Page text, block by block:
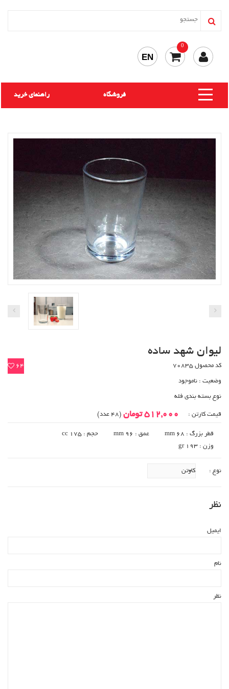
0
EN
راهنمای خرید فروشگاه
لیوان شهد ساده
64 کد محصول 70835
وضعیت : ناموجود
نوع بسته بندی فله
قیمت کارتن : 512,000 تومان (48 عدد)
قطر بزرگ : 68 mm عمق : 96 mm
حجم : 175 cc
وزن : 193 gr
نوع :
نظر
ایمیل
نام
نظر